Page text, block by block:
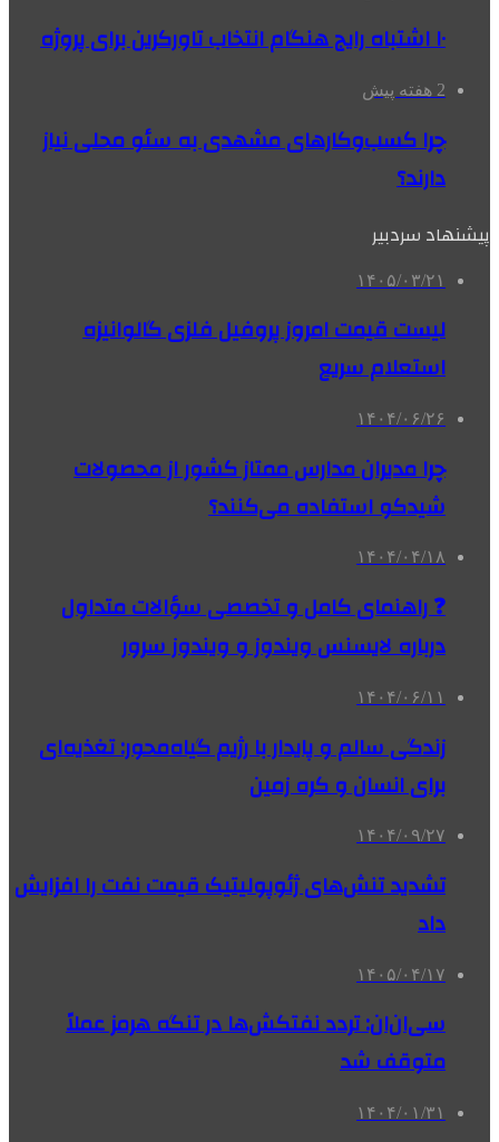
۱۰ اشتباه رایج هنگام انتخاب تاورکرین برای پروژه
2 هفته پیش
چرا کسب‌وکارهای مشهدی به سئو محلی نیاز
دارند؟
پیشنهاد سردبیر
۱۴۰۵/۰۳/۲۱
لیست قیمت امروز پروفیل فلزی گالوانیزه
استعلام سریع
۱۴۰۴/۰۶/۲۶
چرا مدیران مدارس ممتاز کشور از محصولات
شیدکو استفاده می‌کنند؟
۱۴۰۴/۰۴/۱۸
❓ راهنمای کامل و تخصصی سؤالات متداول
درباره لایسنس ویندوز و ویندوز سرور
۱۴۰۴/۰۶/۱۱
زندگی سالم و پایدار با رژیم گیاه‌محور: تغذیه‌ای
برای انسان و کره زمین
۱۴۰۴/۰۹/۲۷
تشدید تنش‌های ژئوپولیتیک قیمت نفت را افزایش
داد
۱۴۰۵/۰۴/۱۷
سی‌ان‌ان: تردد نفتکش‌ها در تنگه هرمز عملاً
متوقف شد
۱۴۰۴/۰۱/۳۱